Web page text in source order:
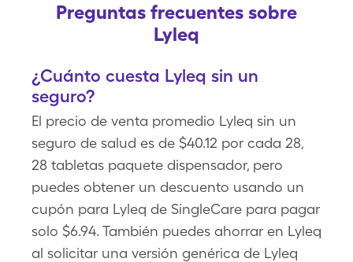
Preguntas frecuentes sobre
Lyleq
¿Cuánto cuesta Lyleq sin un
seguro?
El precio de venta promedio Lyleq sin un
seguro de salud es de $40.12 por cada 28,
28 tabletas paquete dispensador, pero
puedes obtener un descuento usando un
cupón para Lyleq de SingleCare para pagar
solo $6.94. También puedes ahorrar en Lyleq
al solicitar una versión genérica de Lyleq